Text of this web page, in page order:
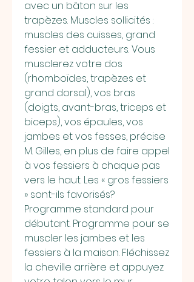
avec un bâton sur les
trapèzes. Muscles sollicités :
muscles des cuisses, grand
fessier et adducteurs. Vous
musclerez votre dos
(rhomboïdes, trapèzes et
grand dorsal), vos bras
(doigts, avant-bras, triceps et
biceps), vos épaules, vos
jambes et vos fesses, précise
M. Gilles, en plus de faire appel
à vos fessiers à chaque pas
vers le haut. Les « gros fessiers
» sont-ils favorisés?
Programme standard pour
débutant. Programme pour se
muscler les jambes et les
fessiers à la maison. Fléchissez
la cheville arrière et appuyez